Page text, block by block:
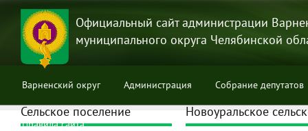
Перейти
основному
содержанию
Официальный сайт администрации
муниципального округа Челябинской
Варненский округ Администрация Собрание депутатов
Правила сайта
Новоуральское
Сельское поселение